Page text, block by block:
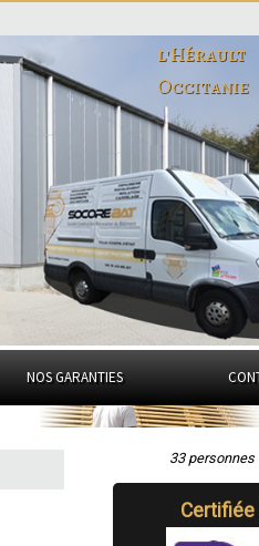
l'Hérault
Occitanie
NOS GARANTIES
33 personnes
Certifiée